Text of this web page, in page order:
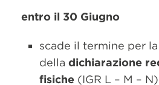
entro il 30 Giugno
scade il termine per
della dichiarazione
fisiche (IGR L – M –